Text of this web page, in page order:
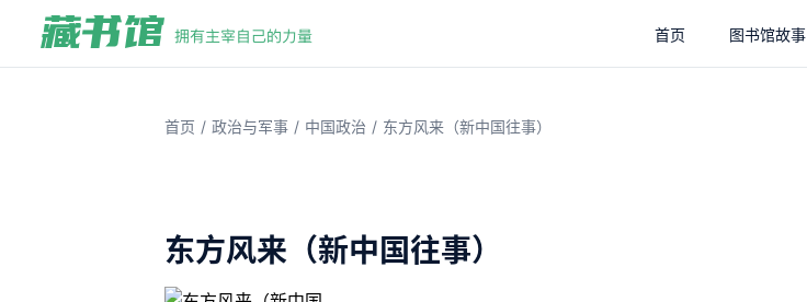
首页 图书馆故事
首页 / 政治与军事 / 中国政治 / 东方风来（新中国往事）
东方风来（新中国往事）